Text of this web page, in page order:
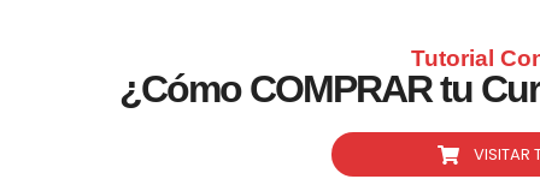
CURSOS DE
Tutorial
¿Cómo COMPRAR tu
VISITAR